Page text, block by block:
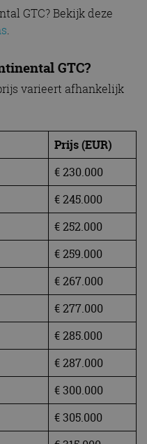
GTC? Bekijk deze
.
GTC?
varieert afhankelijk
Prijs (EUR)
€ 230.000
€ 245.000
€ 252.000
€ 259.000
€ 267.000
€ 277.000
€ 285.000
€ 287.000
€ 300.000
€ 305.000